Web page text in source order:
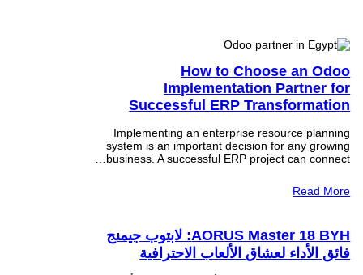
How to Choose an Odoo
Implementation Partner for
Successful ERP Transformation
Implementing an enterprise resource planning
system is an important decision for any growing
business. A successful ERP project can connect…
Read More
AORUS Master 18 BYH: لابتوب جيمنج
فائق الأداء لعشاق الألعاب الاحترافية